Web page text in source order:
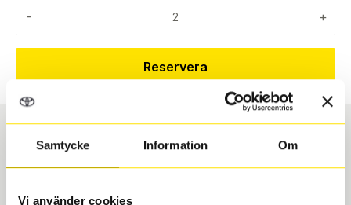
Samtycke Information Om
Vi använder cookies
- +
Reservera
Däcktyp
Vinter
Däckstorlek
245/40 R 18 97T